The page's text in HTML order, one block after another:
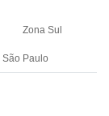
Zona Sul
São Paulo